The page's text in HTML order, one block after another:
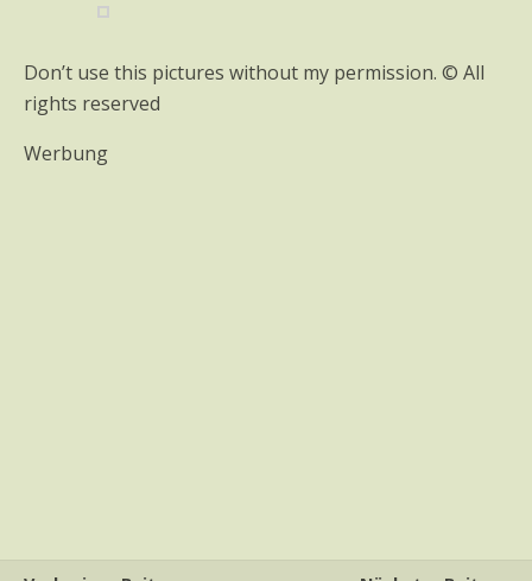
Don’t use this pictures without my permission. © All
rights reserved
Werbung